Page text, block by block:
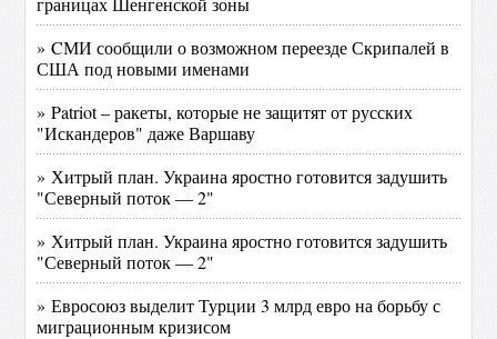
» CМИ сообщили о возможном переезде Скрипалей в
США под новыми именами
» Patriot – ракеты, которые не защитят от русских
"Искандеров" даже Варшаву
» Хитрый план. Украина яростно готовится задушить
"Северный поток — 2"
» Хитрый план. Украина яростно готовится задушить
"Северный поток — 2"
» Евросоюз выделит Турции 3 млрд евро на борьбу с
миграционным кризисом